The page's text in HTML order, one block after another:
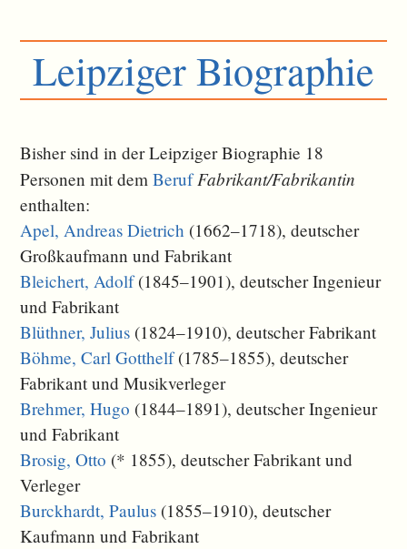
Leipziger Biographie
Bisher sind in der Leipziger Biographie 18
Personen mit demBeruf Fabrikant/Fabrikantin
enthalten:
Apel, Andreas Dietrich (1662–1718), deutscher
Großkaufmann und Fabrikant
Bleichert, Adolf(1845–1901), deutscher Ingenieur
und Fabrikant
Blüthner, Julius (1824–1910), deutscher Fabrikant
Böhme, Carl Gotthelf(1785–1855), deutscher
Fabrikant und Musikverleger
Brehmer, Hugo (1844–1891), deutscher Ingenieur
und Fabrikant
Brosig, Otto (* 1855), deutscher Fabrikant und
Verleger
Burckhardt, Paulus (1855–1910), deutscher
Kaufmann und Fabrikant